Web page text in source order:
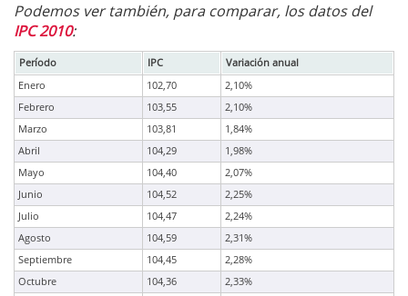
Podemos ver también, para comparar, los datos del
IPC 2010:
Período IPC
Variación anual
Enero
102,70
2,10%
Febrero
103,55
2,10%
Marzo
103,81
1,84%
Abril
104,29
1,98%
Mayo
104,40
2,07%
Junio
104,52
2,25%
Julio
104,47
2,24%
Agosto
104,59
2,31%
Septiembre
104,45
2,28%
Octubre
104,36
2,33%